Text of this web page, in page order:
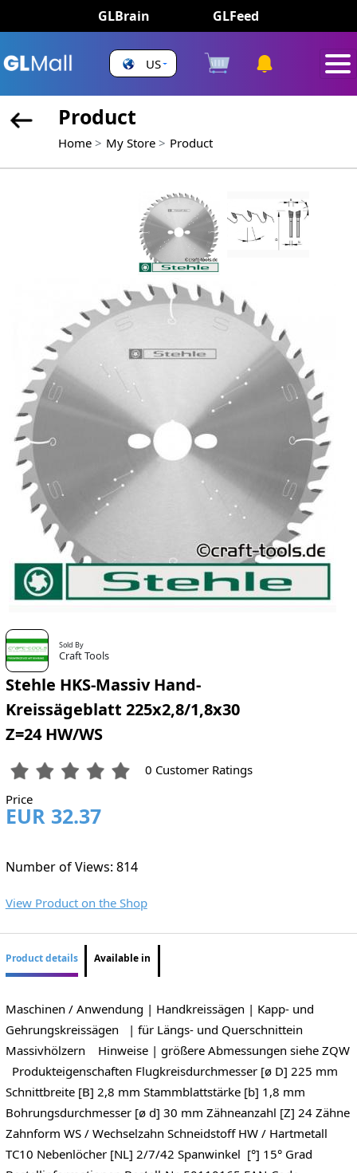
GLBrain GLFeed
US
Product
Home My Store Product
Sold By
Craft Tools
Stehle HKS-Massiv Hand-
Kreissägeblatt 225x2,8/1,8x30
Z=24 HW/WS
0 Customer Ratings
Price
EUR 32.37
Number of Views: 814
View Product on the Shop
Product details Available in
Maschinen / Anwendung | Handkreissägen | Kapp- und
Gehrungskreissägen | für Längs- und Querschnittein
Massivhölzern Hinweise | größere Abmessungen siehe ZQW
Produkteigenschaften Flugkreisdurchmesser [ø D] 225 mm
Schnittbreite [B] 2,8 mm Stammblattstärke [b] 1,8 mm
Bohrungsdurchmesser [ø d] 30 mm Zähneanzahl [Z] 24 Zähne
Zahnform WS / Wechselzahn Schneidstoff HW / Hartmetall
TC10 Nebenlöcher [NL] 2/7/42 Spanwinkel [°] 15° Grad